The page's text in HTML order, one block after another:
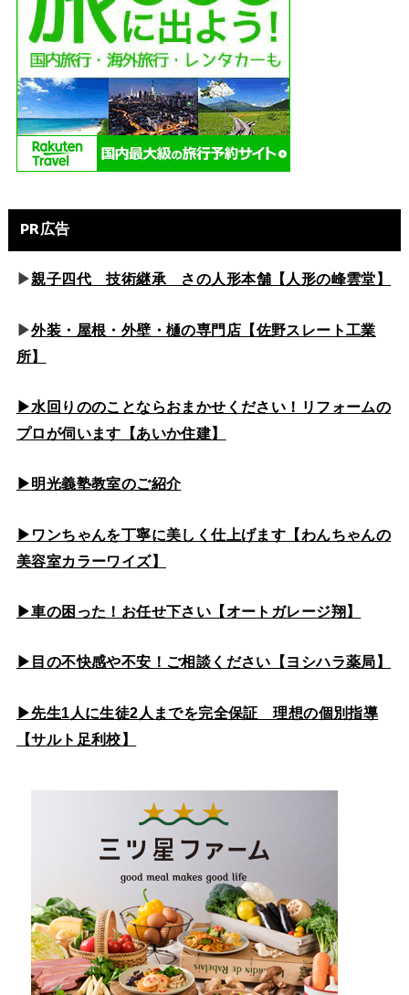
PR広告
▶親子四代 技術継承 さの人形本舗【人形の峰雲堂】
▶外装・屋根・外壁・樋の専門店【佐野スレート工業
所】
▶水回りののことならおまかせください！リフォームの
プロが伺います【あいか住建】
▶明光義塾教室のご紹介
▶ワンちゃんを丁寧に美しく仕上げます【わんちゃんの
美容室カラーワイズ】
▶車の困った！お任せ下さい【オートガレージ翔】
▶目の不快感や不安！ご相談ください【ヨシハラ薬局】
▶先生1人に生徒2人までを完全保証 理想の個別指導
【サルト足利校】